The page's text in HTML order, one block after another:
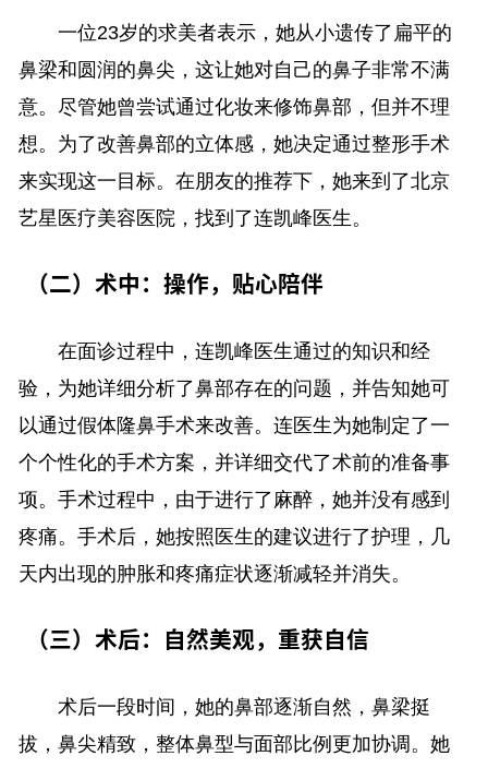
一位23岁的求美者表示，她从小遗传了扁平的
鼻梁和圆润的鼻尖，这让她对自己的鼻子非常不满
意。尽管她曾尝试通过化妆来修饰鼻部，但并不理
想。为了改善鼻部的立体感，她决定通过整形手术
来实现这一目标。在朋友的推荐下，她来到了北京
艺星医疗美容医院，找到了连凯峰医生。
（二）术中：操作，贴心陪伴
在面诊过程中，连凯峰医生通过的知识和经
验，为她详细分析了鼻部存在的问题，并告知她可
以通过假体隆鼻手术来改善。连医生为她制定了一
个个性化的手术方案，并详细交代了术前的准备事
项。手术过程中，由于进行了麻醉，她并没有感到
疼痛。手术后，她按照医生的建议进行了护理，几
天内出现的肿胀和疼痛症状逐渐减轻并消失。
（三）术后：自然美观，重获自信
术后一段时间，她的鼻部逐渐自然，鼻梁挺
拔，鼻尖精致，整体鼻型与面部比例更加协调。她